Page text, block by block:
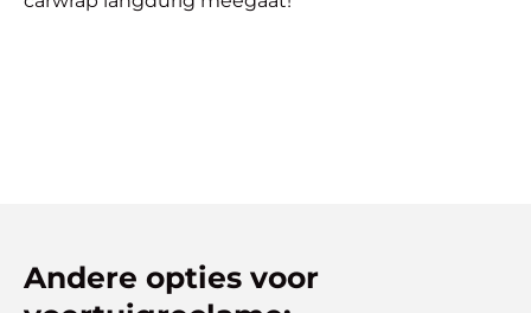
Andere opties voor